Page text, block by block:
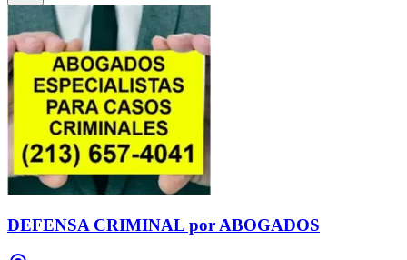
DEFENSA CRIMINAL por ABOGADOS